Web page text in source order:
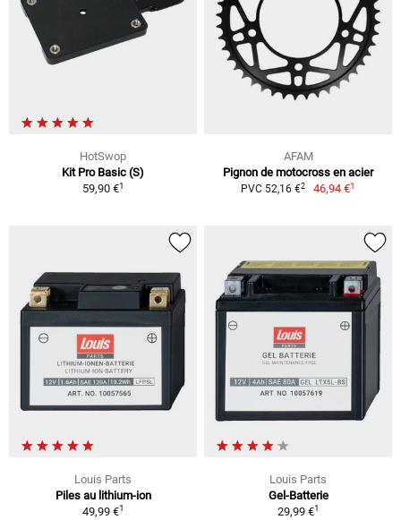
HotSwop
Kit Pro Basic (S)
59,90 €1
AFAM
Pignon de motocross en acier
PVC 52,16 €2 46,94 €1
Louis Parts
Piles au lithium-ion
49,99 €1
Louis Parts
Gel-Batterie
29,99 €1